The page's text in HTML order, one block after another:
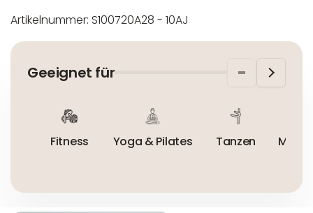
Artikelnummer: S100720A28 - 10AJ
Maschinenwäsche bis 30°C
Nicht bügeln
In der EU niedergelassener verantwortlicher
Wirtschaftsakteur:
Geeignet für
Fitness Yoga & Pilates Tanzen